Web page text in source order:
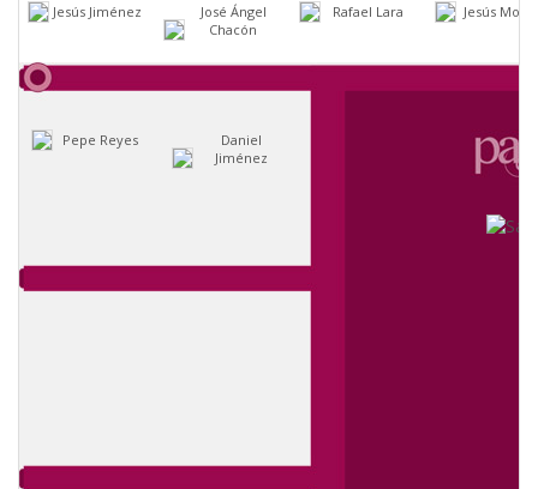
Jesús Jiménez
José Ángel
Chacón
Rafael Lara Jesús
Pepe Reyes
Daniel
Jiménez